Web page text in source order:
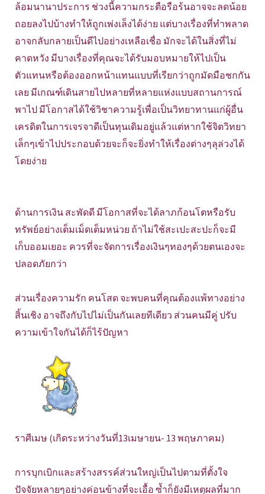
ล้อมนานาประการ ช่วงนี้ความกระตือรือร้นอาจจะลดน้อย
ถอยลงไปบ้างทำให้ถูกเพ่งเล็งได้ง่าย แต่บางเรื่องที่ทำพลาด
อาจกลับกลายเป็นดีไปอย่างเหลือเชื่อ มักจะได้ในสิ่งที่ไม่
คาดหวัง มีบางเรื่องที่คุณจะได้รับมอบหมายให้ไปเป็น
ตัวแทนหรือต้องออกหน้าแทนแบบที่เรียกว่าถูกมัดมือชกกัน
เลย มีเกณฑ์เดินสายไปหลายที่หลายแห่งแบบสถานการณ์
พาไป มีโอกาสได้ใช้วิชาความรู้เพื่อเป็นวิทยาทานแก่ผู้อื่น
เครดิตในการเจรจาดีเป็นทุนเดิมอยู่แล้วแต่หากใช้จิตวิทยา
เล็กๆเข้าไปประกอบด้วยจะก็จะยิ่งทำให้เรื่องต่างๆลุล่วงได้
โดยง่าย
ด้านการเงิน สะพัดดี มีโอกาสที่จะได้ลาภก้อนโตหรือรับ
ทรัพย์อย่างเต็มเม็ดเต็มหน่วย ถ้าไม่ใช้สะเปะสะปะก็จะมี
เก็บออมเยอะ ควรที่จะจัดการเรื่องเงินๆทองๆด้วยตนเองจะ
ปลอดภัยกว่า
ส่วนเรื่องความรัก คนโสด จะพบคนที่คุณต้องแพ้ทางอย่าง
สิ้นเชิง อาจถึงกับไปไม่เป็นกันเลยทีเดียว ส่วนคนมีคู่ ปรับ
ความเข้าใจกันได้ก็ไร้ปัญหา
ราศีเมษ (เกิดระหว่างวันที่13เมษายน- 13 พฤษภาคม)
การบุกเบิกและสร้างสรรค์ส่วนใหญ่เป็นไปตามที่ตั้งใจ
ปัจจัยหลายๆอย่างค่อนข้างที่จะเอื้อ ซ้ำก็ยังมีเหตุผลที่มาก